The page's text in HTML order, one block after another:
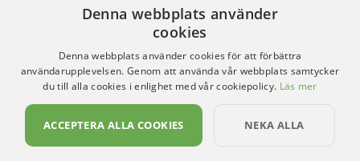
Denna webbplats använder
cookies
Denna webbplats använder cookies för att förbättra
användarupplevelsen. Genom att använda vår webbplats samtycker
du till alla cookies i enlighet med vår cookiepolicy. Läs mer
ACCEPTERA ALLA COOKIES NEKA ALLA